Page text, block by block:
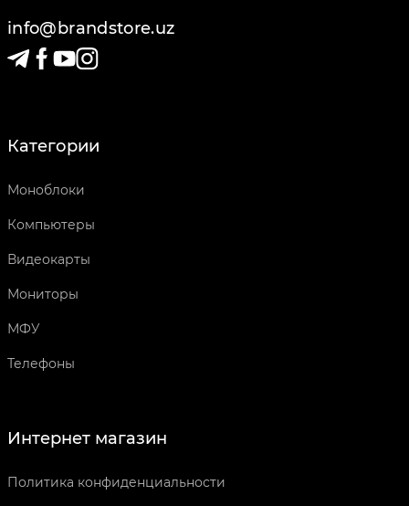
info@brandstore.uz
Категории
Моноблоки
Компьютеры
Видеокарты
Мониторы
МФУ
Телефоны
Интернет магазин
Политика конфиденциальности